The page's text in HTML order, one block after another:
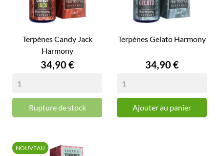
Terpènes Candy Jack
Harmony
Prix
34,90 €
Rupture de stock
Terpènes Gelato Harmony
Prix
34,90 €
Ajouter au panier
NOUVEAU